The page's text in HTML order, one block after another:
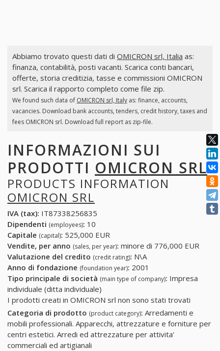
Abbiamo trovato questi dati di OMICRON srl, Italia as:
finanza, contabilità, posti vacanti. Scarica conti bancari,
offerte, storia creditizia, tasse e commissioni OMICRON
srl. Scarica il rapporto completo come file zip.
We found such data of OMICRON srl, Italyas: finance, accounts,
vacancies. Download bank accounts, tenders, credit history, taxes and
fees OMICRON srl. Download full report as zip-file.
INFORMAZIONI SUI
PRODOTTI OMICRON SRL
PRODUCTS INFORMATION
OMICRON SRL
IVA (tax): IT87338256835
Dipendenti (employees): 10
Capitale (capital): 525,000 EUR
Vendite, per anno (sales, per year): minore di 776,000 EUR
Valutazione del credito (credit rating): N\A
Anno di fondazione (foundation year): 2001
Tipo principale di società (main type of company): Impresa
individuale (ditta individuale)
I prodotti creati in OMICRON srl non sono stati trovati
Categoria di prodotto (product category): Arredamenti e
mobili professionali. Apparecchi, attrezzature e forniture per
centri estetici. Arredi ed attrezzature per attivita'
commerciali ed artigianali